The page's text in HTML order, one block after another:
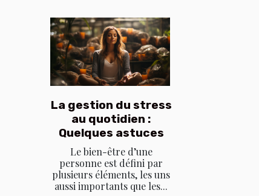
La gestion du stress
au quotidien :
Quelques astuces
Le bien-être d’une
personne est défini par
plusieurs éléments, les uns
aussi importants que les...